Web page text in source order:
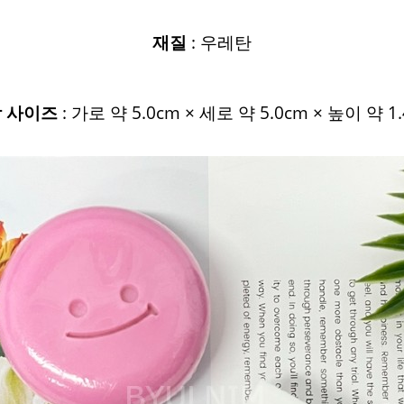
재질 : 우레탄
사이즈 : 가로 약 5.0cm × 세로 약 5.0cm × 높이 약